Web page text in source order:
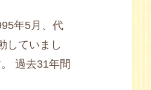
年5月、代
していまし
過去31年間